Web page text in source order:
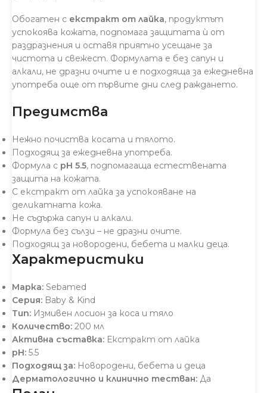
Обогатен с екстракт от лайка, продуктът
успокоява кожата, подпомага защитата ѝ от
раздразнения и оставя приятно усещане за
чистота и свежест. Формулата е без сапун и
алкали, не дразни очите и е подходяща за ежедневна
употреба още от първите дни след раждането.
Предимства
Нежно почиства косата и тялото.
Подходящ за ежедневна употреба.
Формула с pH 5.5, подпомагаща естествената
защита на кожата.
С екстракт от лайка за успокояване на
деликатната кожа.
Не съдържа сапун и алкали.
Формула без сълзи – не дразни очите.
Подходящ за новородени, бебета и малки деца.
Характеристики
Марка: Sebamed
Серия: Baby & Kind
Тип: Измивен лосион за коса и тяло
Количество: 200 мл
Активна съставка: Екстракт от лайка
pH: 5.5
Подходящ за: Новородени, бебета и деца
Дерматологично и клинично тестван: Да